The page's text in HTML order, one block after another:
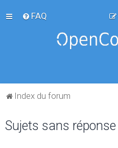
FAQ
Index du forum
Sujets sans réponse